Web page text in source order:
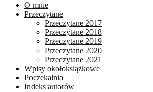
O mnie
Przeczytane
Przeczytane 2017
Przeczytane 2018
Przeczytane 2019
Przeczytane 2020
Przeczytane 2021
Wpisy okołoksiążkowe
Poczekalnia
Indeks autorów